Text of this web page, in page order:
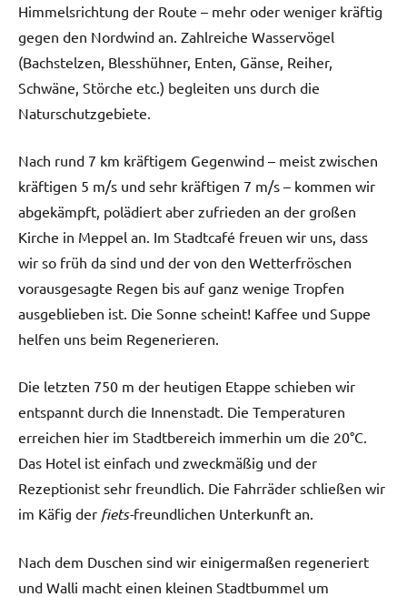
Himmelsrichtung der Route – mehr oder weniger kräftig
gegen den Nordwind an. Zahlreiche Wasservögel
(Bachstelzen, Blesshühner, Enten, Gänse, Reiher,
Schwäne, Störche etc.) begleiten uns durch die
Naturschutzgebiete.
Nach rund 7 km kräftigem Gegenwind – meist zwischen
kräftigen 5 m/s und sehr kräftigen 7 m/s – kommen wir
abgekämpft, polädiert aber zufrieden an der großen
Kirche in Meppel an. Im Stadtcafé freuen wir uns, dass
wir so früh da sind und der von den Wetterfröschen
vorausgesagte Regen bis auf ganz wenige Tropfen
ausgeblieben ist. Die Sonne scheint! Kaffee und Suppe
helfen uns beim Regenerieren.
Die letzten 750 m der heutigen Etappe schieben wir
entspannt durch die Innenstadt. Die Temperaturen
erreichen hier im Stadtbereich immerhin um die 20°C.
Das Hotel ist einfach und zweckmäßig und der
Rezeptionist sehr freundlich. Die Fahrräder schließen wir
im Käfig der fiets-freundlichen Unterkunft an.
Nach dem Duschen sind wir einigermaßen regeneriert
und Walli macht einen kleinen Stadtbummel um